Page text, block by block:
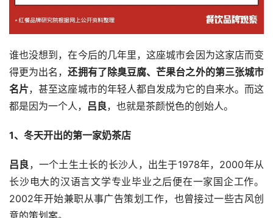
谁也没想到，在今后的几年里，这座城市会因为这家店而变
得更为出名，还拥有了除臭豆腐、芒果台之外的第三张城市
名片，甚至这座城市的年轻人都自发成为它的自来水。而这
都是因为一个人， 吕良，也就是茶颜悦色的创始人。
1、冬天开出的第一家奶茶店
吕良，一个土生土长的长沙人，出生于1978年，2000年从
长沙电大的汉语言文学专业毕业之后便在一家国企工作。
2002年开始兼职从事广告策划工作，也曾接过一些古风创